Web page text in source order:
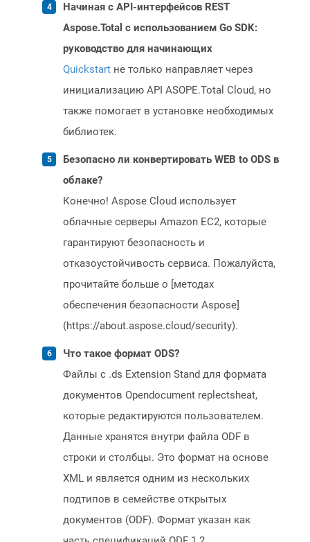
Начиная с API-интерфейсов REST
Aspose.Total с использованием Go SDK:
руководство для начинающих
Quickstart не только направляет через
инициализацию API ASOPE.Total Cloud, но
также помогает в установке необходимых
библиотек.
Безопасно ли конвертировать WEB to ODS в
облаке?
Конечно! Aspose Cloud использует
облачные серверы Amazon EC2, которые
гарантируют безопасность и
отказоустойчивость сервиса. Пожалуйста,
прочитайте больше о [методах
обеспечения безопасности Aspose]
(https://about.aspose.cloud/security).
Что такое формат ODS?
Файлы с .ds Extension Stand для формата
документов Opendocument replectsheat,
которые редактируются пользователем.
Данные хранятся внутри файла ODF в
строки и столбцы. Это формат на основе
XML и является одним из нескольких
подтипов в семействе открытых
документов (ODF). Формат указан как